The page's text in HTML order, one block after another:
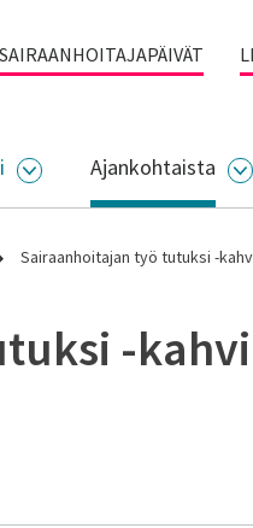
SAIRAANHOITAJAPÄIVÄT
AVAA ALASIVUJEN
Ajankohtaista
Sairaanhoitajan työ tutuksi -
-